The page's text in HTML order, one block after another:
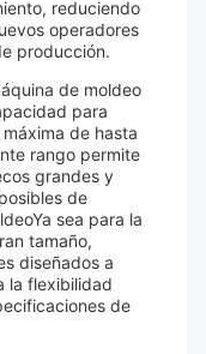
reduciendo
operadores
producción.
de moldeo
para
de hasta
rango permite
grandes y
de
sea para la
tamaño,
diseñados a
la flexibilidad
de